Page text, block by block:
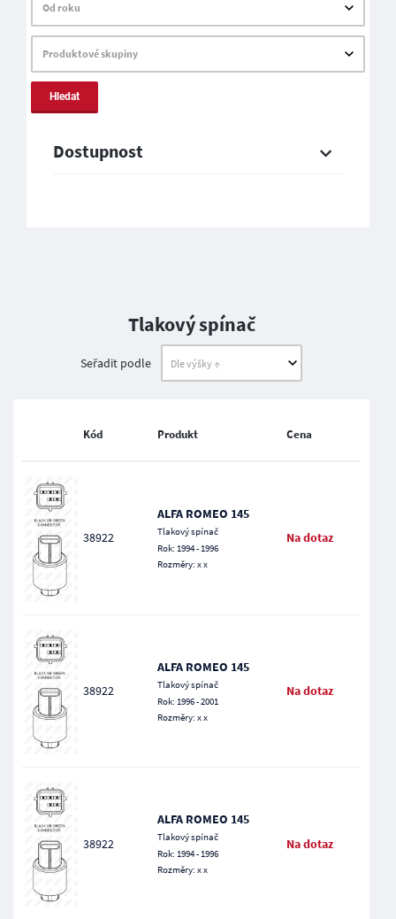
Od roku
Produktové skupiny
Hledat
Dostupnost
Tlakový spínač
Seřadit podle
Kód Produkt Cena
38922
ALFA ROMEO 145
Tlakový spínač
Rok: 1994 - 1996
Rozměry: x x
Na dotaz
38922
ALFA ROMEO 145
Tlakový spínač
Rok: 1996 - 2001
Rozměry: x x
Na dotaz
38922
ALFA ROMEO 145
Tlakový spínač
Rok: 1994 - 1996
Rozměry: x x
Na dotaz